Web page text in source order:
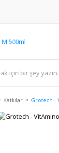
Katkılar Grotech -